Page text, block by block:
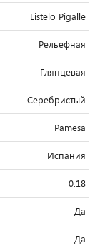
Listelo Pigalle
Рельефная
Глянцевая
Серебристый
Pamesa
Испания
0.18
Да
Да